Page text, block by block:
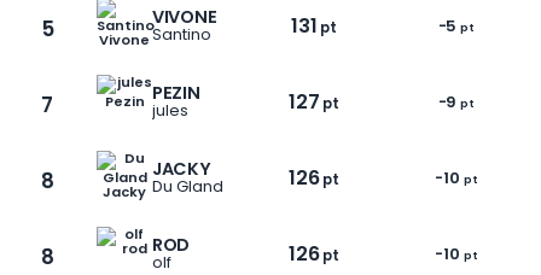
5 VIVONE
Santino 131 pt -5 pt
7 PEZIN
jules 127 pt -9 pt
8 JACKY
Du Gland 126 pt -10 pt
8 ROD
olf 126 pt -10 pt